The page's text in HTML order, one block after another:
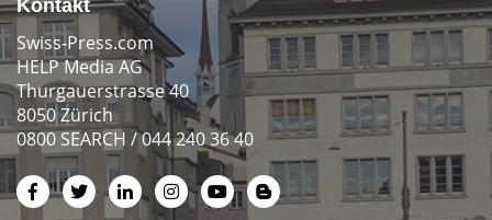
Kontakt
Swiss-Press.com
HELP Media AG
Thurgauerstrasse 40
8050 Zürich
0800 SEARCH / 044 240 36 40